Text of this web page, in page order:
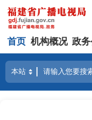
首页 机构概况 政